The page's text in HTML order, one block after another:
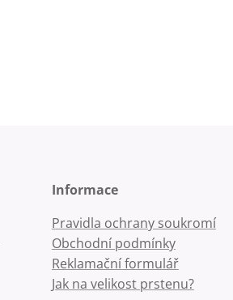
Informace
Pravidla ochrany soukromí
Obchodní podmínky
Reklamační formulář
Jak na velikost prstenu?